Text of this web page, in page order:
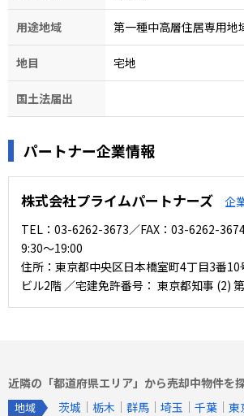
用途地域 第一種中高層住居専用地
地目 宅地
国土法届出
パートナー企業情報
株式会社プライムパートナーズ
企
TEL：03-6262-3673／FAX：03-6262-
9:30〜19:00
住所：東京都中央区日本橋室町4丁目3番10
ビル2階 ／宅建免許番号： 東京都知事 (2)
近隣の「都道府県エリア」から売却中物件を
地域 茨城 栃木 群馬 埼玉 千葉 東